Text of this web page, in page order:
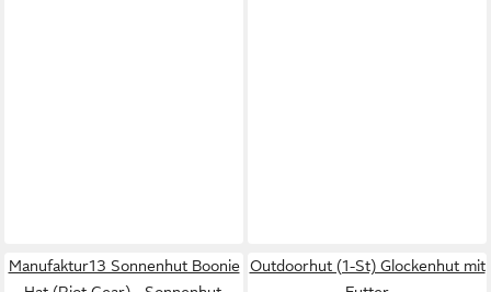
Manufaktur13 Sonnenhut Boonie Outdoorhut (1-St) Glockenhut mit